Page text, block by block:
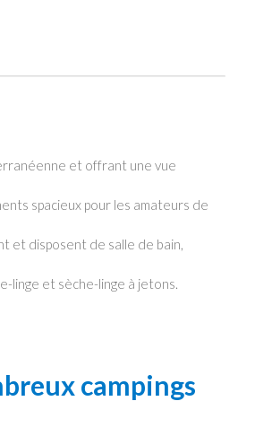
et offrant une vue
spacieux pour les amateurs de
et disposent de salle de bain,
linge et sèche-linge à jetons.
campings